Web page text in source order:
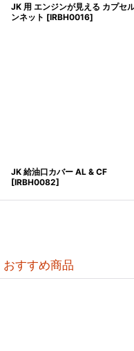
JK 用 エンジンが見える カプセ
ンネット [IRBH0016]
JK 給油口カバー AL & CF
[IRBH0082]
おすすめ商品